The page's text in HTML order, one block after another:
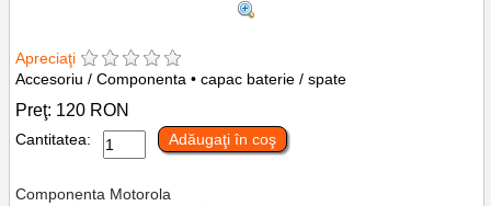
Apreciaţi
Accesoriu / Componenta • capac baterie / spate
Preţ: 120 RON
Cantitatea: Adăugaţi în coş
Componenta Motorola